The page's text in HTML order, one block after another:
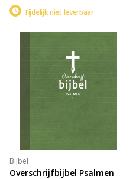
unieke, nauwkeurige vertaling die
de kracht van het oorspronkelijke
Met een formaat van 170 x 247 x 35
dundrukpapier, is dit exemplaar
perfect voor thuisgebruik en biedt
het literaire diepgang.
Tijdelijk niet leverbaar
Bijbel
Overschrijfbijbel Psalmen